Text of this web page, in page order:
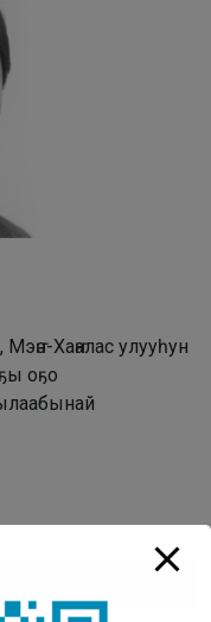
Хаҥалас улууһун
оҕо